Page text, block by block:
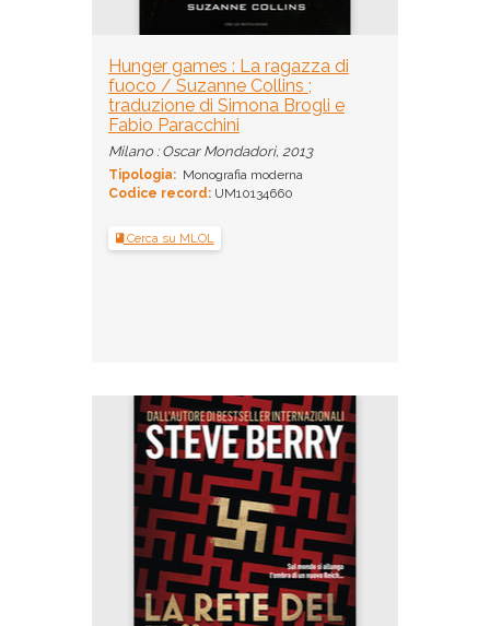
Hunger games : La ragazza di
fuoco / Suzanne Collins ;
traduzione di Simona Brogli e
Fabio Paracchini
Milano : Oscar Mondadori, 2013
Tipologia: Monografia moderna
Codice record: UM10134660
Cerca su MLOL